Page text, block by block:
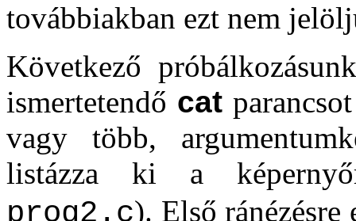
továbbiakban ezt nem
Következő
ismertetendő cat
vagy több,
listázza ki a
prog2.c). Első